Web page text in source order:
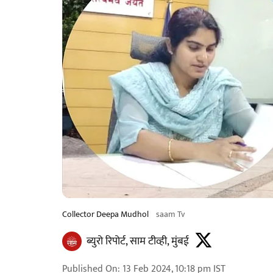
Collector Deepa Mudhol saam Tv
ब्युरो रिपोर्ट, साम टीव्ही, मुंबई
Published On: 13 Feb 2024, 10:18 pm IST